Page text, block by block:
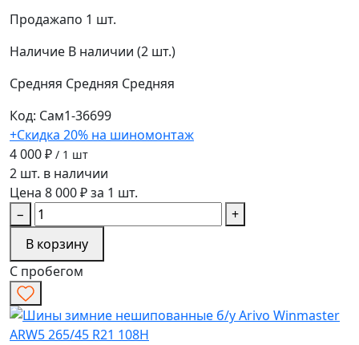
Продажапо 1 шт.
Наличие В наличии (2 шт.)
Средняя Средняя Средняя
Код: Сам1-36699
+Скидка 20% на шиномонтаж
4 000 ₽ / 1 шт
2 шт. в наличии
Цена 8 000 ₽ за 1 шт.
−
+
В корзину
С пробегом